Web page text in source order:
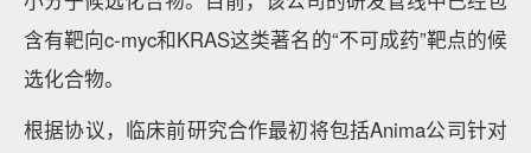
含有靶向c-myc和KRAS这类著名的“不可成药”靶点的候
选化合物。
根据协议，临床前研究合作最初将包括Anima公司针对